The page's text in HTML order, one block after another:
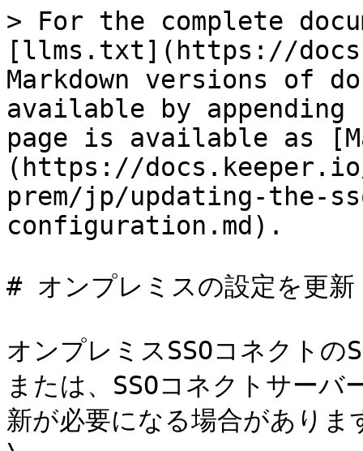
> For the complete
[llms.txt](https://
Markdown versions of
available by
page is available as
(https://
prem/jp/updating-the-
configuration.md).
# オンプレミスの設定を更新
オンプレミスSSOコネクトの
または、SSOコネクトサー
新が必要になる場合があり